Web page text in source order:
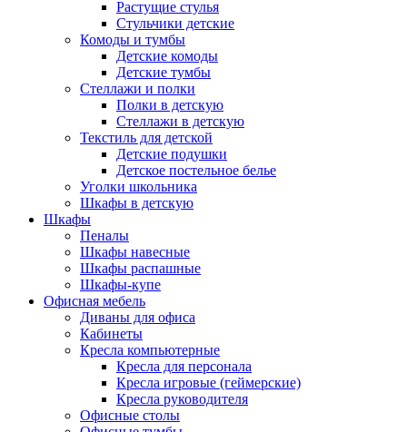
Растущие стулья
Стульчики детские
Комоды и тумбы
Детские комоды
Детские тумбы
Стеллажи и полки
Полки в детскую
Стеллажи в детскую
Текстиль для детской
Детские подушки
Детское постельное белье
Уголки школьника
Шкафы в детскую
Шкафы
Пеналы
Шкафы навесные
Шкафы распашные
Шкафы-купе
Офисная мебель
Диваны для офиса
Кабинеты
Кресла компьютерные
Кресла для персонала
Кресла игровые (геймерские)
Кресла руководителя
Офисные столы